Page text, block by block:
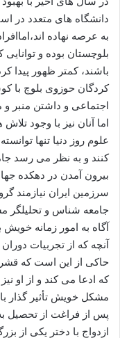
دانشگاه های متعدد در
به عرصه نهاده
بلوچستان بوده و
باشند، کمتر ظهور پیدا
کردگان حوزوی بلوچ با
اجتماعی و داشتن منبر و
اما آنان نیز با وجود
علوم روز دنیا تنها
کنند و به نظر می رسد
بیرون آمدن در دهکده
سرزمین ایران نیازمند
جامعه شناس و تحلیلگر
آگاه به امور زمانه خویش
آنچه که از تجربیات
حاکی از این است که
که ادعا می کند و از او
مشکل خویش تأثیر گذار
پس از فراغت از تحصیل
ازدواج با دختر یکی از